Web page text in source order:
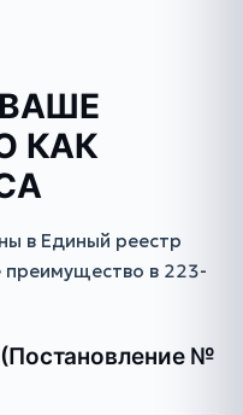
КАК
в Единый реестр
в 223-
№